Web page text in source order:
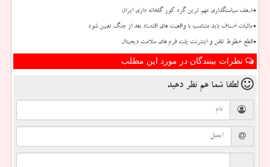
ضعف سیاستگذاری مهم ترین گره کور گلخانه داری ایران
مالیات اصناف باید متناسب با واقعیت های اقتصاد بعد از جنگ تعیین شود
قطع خطوط تلفن و اینترنت پلت فرم های سلامت دیجیتال
نظرات بینندگان در مورد این مطلب
لطفا شما هم نظر دهید